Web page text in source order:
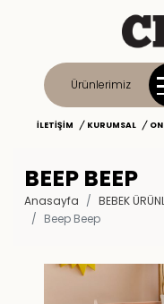
Ürünlerimiz
İLETIŞIM KURUMSAL
BEEP BEEP
Anasayfa BEBEK
Beep Beep